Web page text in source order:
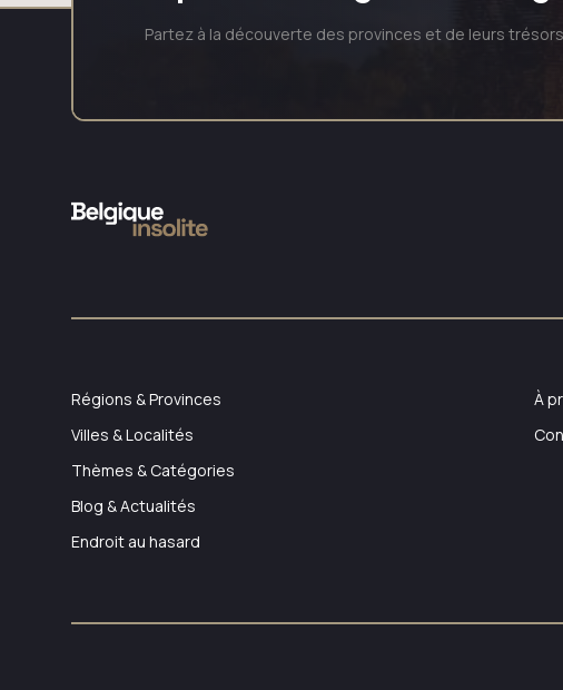
Partez à la découverte des provinces et de leurs
Régions & Provinces
Villes & Localités
Thèmes & Catégories
Blog & Actualités
Endroit au hasard
À